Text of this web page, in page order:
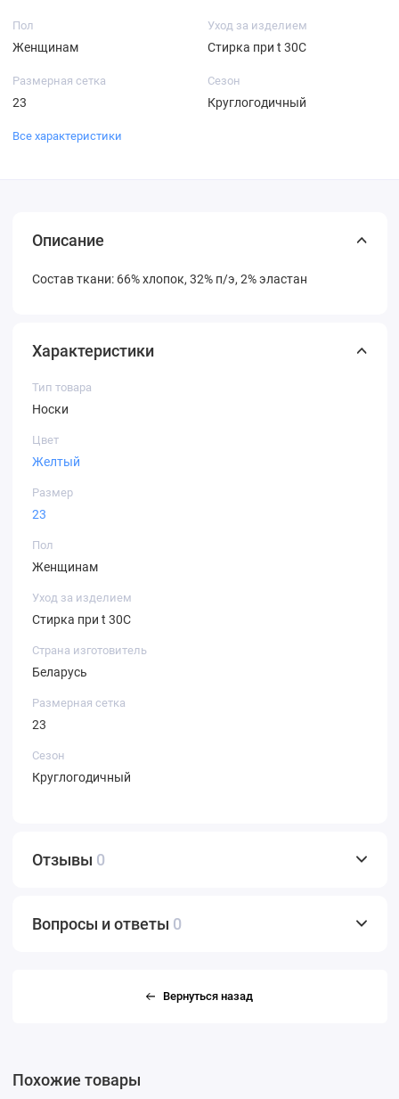
Пол
Женщинам
Уход за изделием
Стирка при t 30С
Размерная сетка
23
Сезон
Круглогодичный
Все характеристики
Описание
Состав ткани: 66% хлопок, 32% п/э, 2% эластан
Характеристики
Тип товара
Носки
Цвет
Желтый
Размер
23
Пол
Женщинам
Уход за изделием
Стирка при t 30С
Страна изготовитель
Беларусь
Размерная сетка
23
Сезон
Круглогодичный
Отзывы 0
Вопросы и ответы 0
Вернуться назад
Похожие товары